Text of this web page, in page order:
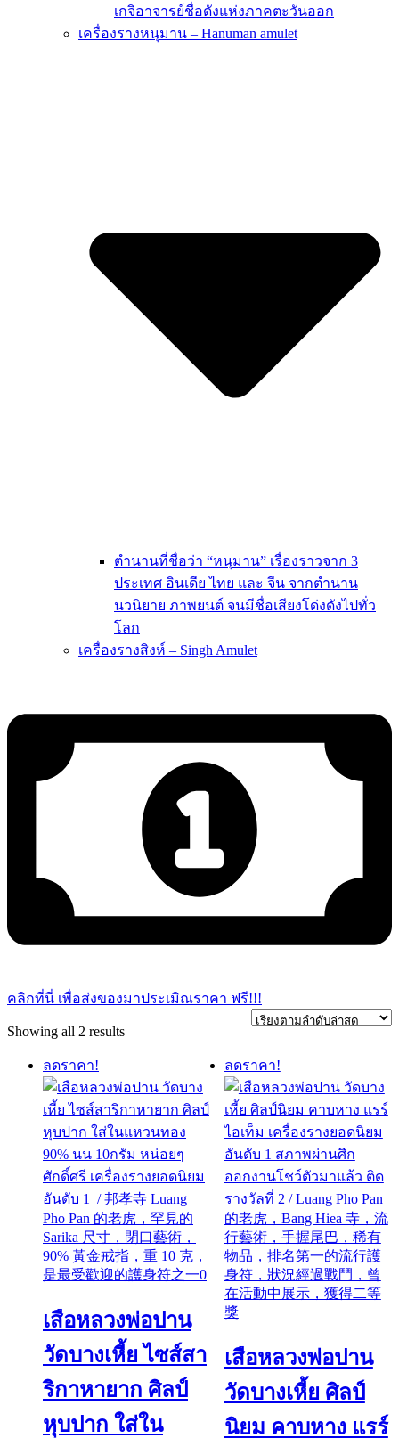
เกจิอาจารย์ชื่อดังแห่งภาคตะวันออก
เครื่องรางหนุมาน – Hanuman amulet
ตำนานที่ชื่อว่า “หนุมาน” เรื่องราวจาก 3
ประเทศ อินเดีย ไทย และ จีน จากตำนาน
นวนิยาย ภาพยนต์ จนมีชื่อเสียงโด่งดังไปทั่ว
โลก
เครื่องรางสิงห์ – Singh Amulet
คลิกที่นี่ เพื่อส่งของมาประเมิณราคา ฟรี!!!
Showing all 2 resultsSorted
ลดราคา!
เสือหลวงพ่อปาน
วัดบางเหี้ย ไซส์สา
ริกาหายาก ศิลป์
หุบปาก ใส่ใน
ลดราคา!
เสือหลวงพ่อปาน
วัดบางเหี้ย ศิลป์
นิยม คาบหาง แรร์